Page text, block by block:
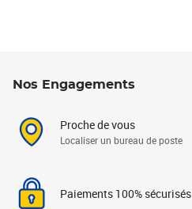
Nos Engagements
Proche de vous
Localiser un bureau de poste
Paiements 100% sécurisés